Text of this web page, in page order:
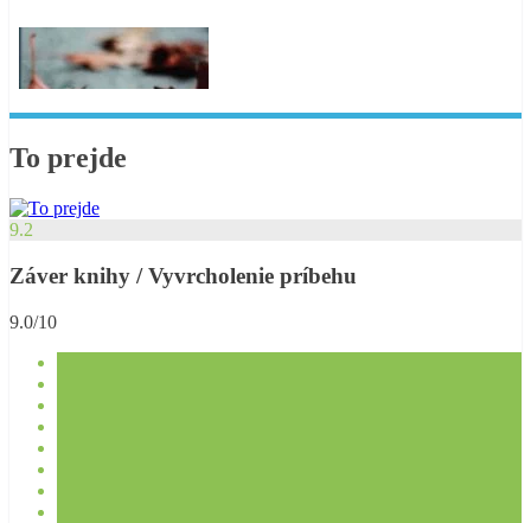
To prejde
9.2
Záver knihy / Vyvrcholenie príbehu
9.0/10